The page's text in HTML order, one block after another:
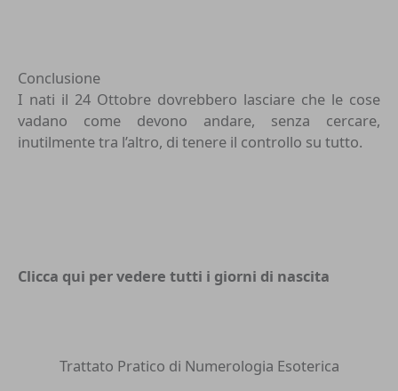
Conclusione
I nati il 24 Ottobre dovrebbero lasciare che le cose
vadano come devono andare, senza cercare,
inutilmente tra l’altro, di tenere il controllo su tutto.
Clicca qui per vedere tutti i giorni di nascita
Trattato Pratico di Numerologia Esoterica